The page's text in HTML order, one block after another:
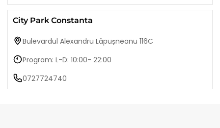
City Park Constanta
Bulevardul Alexandru Lăpușneanu 116C
Program: L-D: 10:00- 22:00
0727724740